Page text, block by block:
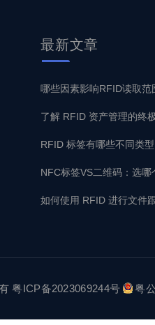
最新文章
哪些因素影响RFID读取范
了解 RFID 资产管理的终
RFID 标签有哪些不同类型
NFC标签VS二维码：选哪
如何使用 RFID 进行文件
粤ICP备2023069244号 粤